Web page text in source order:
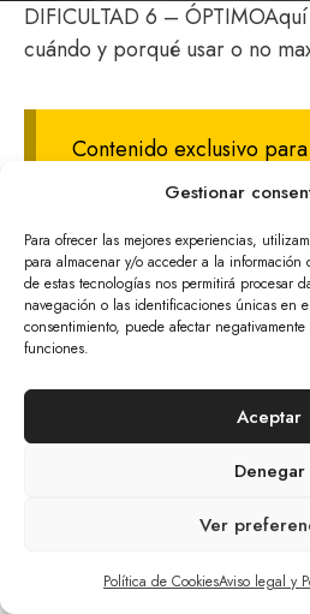
Gestionar
Para ofrecer las mejores experiencias,
para almacenar y/o acceder a la
de estas tecnologías nos permitirá procesar
navegación o las identificaciones únicas en
consentimiento, puede afectar
funciones.
Aceptar
Denegar
Ver
Política de CookiesAviso legal y
DIFICULTAD 6 –
cuándo y porqué usar o no
Contenido exclusivo
Mars Academy.
© 2026 The
Aviso Legal Y Política De
Tratamiento De
Política De
0,00€